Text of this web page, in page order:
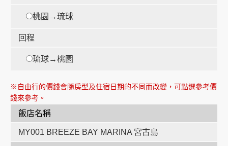
桃園→琉球
回程
琉球→桃園
※自由行的價錢會隨房型及住宿日期的不同而改變，可點選參考價
錢來參考。
飯店名稱
MY001 BREEZE BAY MARINA 宮古島